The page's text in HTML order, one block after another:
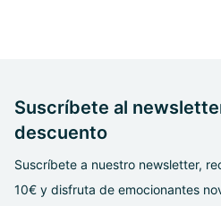
Suscríbete al
descuento
Suscríbete a nuestro newsletter,
10€ y disfruta de emocionantes